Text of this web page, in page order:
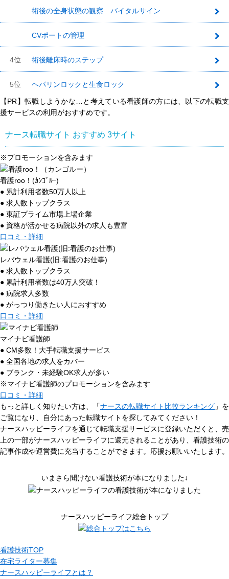
術後の全身状態の観察 バイタルサイン
CVポートの管理
4位 術後離床時のステップ
5位 ヘパリンロックと生食ロック
【PR】転職しようかな…と考えている看護師の方には、以下の転職支
援サービスの利用がおすすめです。
ナース転職サイト おすすめ 3サイト
※プロモーションを含みます
看護roo！(ｶﾝｺﾞﾙｰ)
● 累計利用者数50万人以上
● 求人数トップクラス
● 東証プライム市場上場企業
● 資格が活かせる病院以外の求人も豊富
口コミ・詳細
レバウェル看護(旧:看護のお仕事)
● 求人数トップクラス
● 累計利用者数は40万人突破！
● 病院求人多数
● がっつり働きたい人におすすめ
口コミ・詳細
マイナビ看護師
● CM多数！大手転職支援サービス
● 全国各地の求人をカバー
● ブランク・未経験OK求人が多い
※マイナビ看護師のプロモーションを含みます
口コミ・詳細
もっと詳しく知りたい方は、「ナースの転職サイト比較ランキング 」を
ご覧になり、自分にあった転職サイトを探してみてください！
ナースハッピーライフを通じて転職支援サービスに登録いただくと、売
上の一部がナースハッピーライフに還元されることがあり、看護技術の
記事作成や運営費に充当することができます。応援お願いいたします。
いまさら聞けない看護技術が本になりました↓
ナースハッピーライフ総合トップ
看護技術TOP
在宅ライター募集
ナースハッピーライフとは？